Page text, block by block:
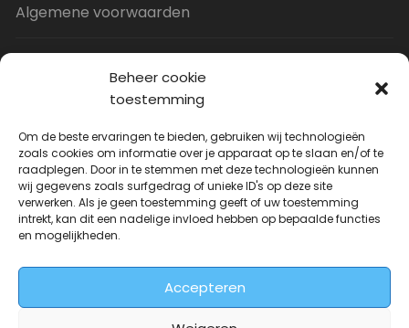
Beheer cookie
toestemming
Om de beste ervaringen te bieden, gebruiken wij technologieën
zoals cookies om informatie over je apparaat op te slaan en/of te
raadplegen. Door in te stemmen met deze technologieën kunnen
wij gegevens zoals surfgedrag of unieke ID's op deze site
verwerken. Als je geen toestemming geeft of uw toestemming
intrekt, kan dit een nadelige invloed hebben op bepaalde functies
en mogelijkheden.
Accepteren
Algemene voorwaarden
Uitverkoop
JNF Deurklink gebogen 16mm
prijs
was:
prijs
is: